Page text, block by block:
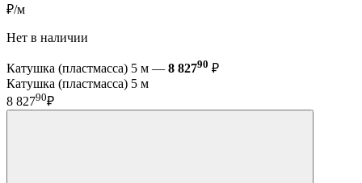
₽/м
Нет в наличии
Катушка (пластмасса) 5 м — 8 82790 ₽
Катушка (пластмасса) 5 м
8 82790₽